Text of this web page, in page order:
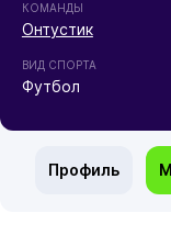
КОМАНДЫ
Онтустик
ВИД СПОРТА
Футбол
Профиль